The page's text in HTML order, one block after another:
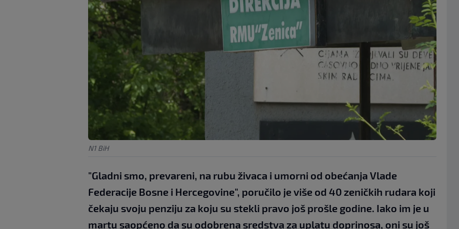
N1 BiH
"Gladni smo, prevareni, na rubu živaca i umorni od obećanja Vlade
Federacije Bosne i Hercegovine", poručilo je više od 40 zeničkih rudara koji
čekaju svoju penziju za koju su stekli pravo još prošle godine. Iako im je u
martu saopćeno da su odobrena sredstva za uplatu doprinosa, oni su još